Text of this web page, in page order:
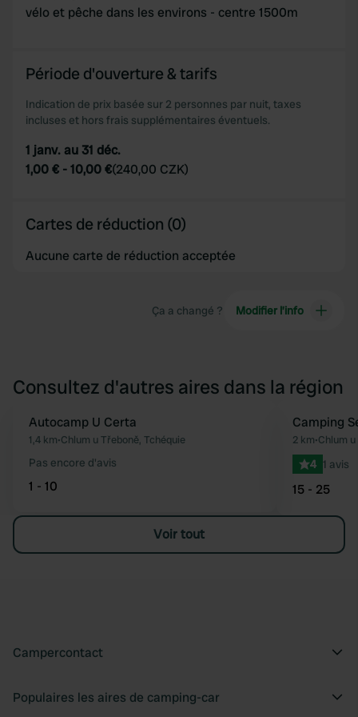
provided to them or that they’ve collected from your use
vélo et pêche dans les environs - centre 1500m
Période d'ouverture & tarifs
Indication de prix basée sur 2 personnes par nuit, taxes
incluses et hors frais supplémentaires éventuels.
1 janv. au 31 déc.
1,00 € -10,00 €(240,00 CZK)
Cartes de réduction (0)
Aucune carte de réduction acceptée
Ça a changé ? Modifier l’info
Consultez d'autres aires dans la région
Préféré
Autocamp U Certa
1,4 km•Chlum u Třeboně, Tchéquie
Pas encore d'avis
1 - 10
Camping
2 km•Chlum
4 1 avis
15 - 25
Voir tout
Campercontact
Populaires les aires de camping-car